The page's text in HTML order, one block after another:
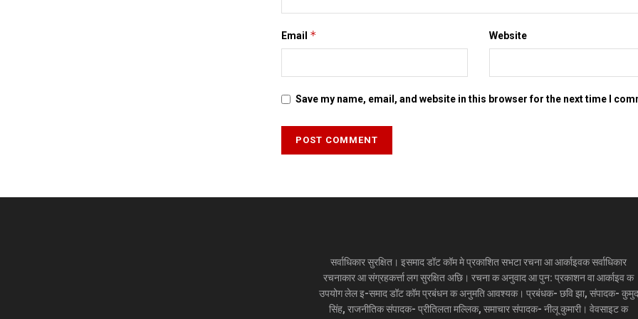
Email * Website
Save my name, email, and website in this browser for the next time I
सर्वाधिकार सुरक्षित। इसमाद डॉट कॉम मे प्रकाशित सभटा रचना आ आर्काइवक सर्वाधिकार
रचनाकार आ संग्रहकर्त्ता लग सुरक्षित अछि। रचना क अनुवाद आ पुन: प्रकाशन वा आर्काइव क
उपयोग लेल इ-समाद डॉट कॉम प्रबंधन क अनुमति आवश्यक। प्रबंधक- छवि झा, संपादक- कुमुद
सिंह, राजनीतिक संपादक- प्रीतिलता मल्लिक, समाचार संपादक- नीलू कुमारी। वेवसाइट क